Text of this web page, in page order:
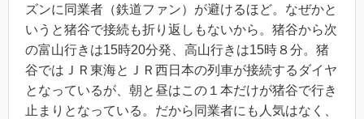
ズンに同業者（鉄道ファン）が避けるほど。なぜかと
いうと猪谷で接続も折り返しもないから。猪谷から次
の富山行きは15時20分発、高山行きは15時８分。猪
谷ではＪＲ東海とＪＲ西日本の列車が接続するダイヤ
となっているが、朝と昼はこの１本だけが猪谷で行き
止まりとなっている。だから同業者にも人気はなく、